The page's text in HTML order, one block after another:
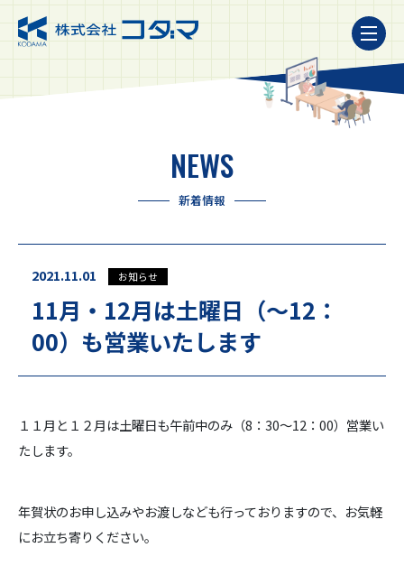
NEWS
新着情報
2021.11.01 お知らせ
11月・12月は土曜日（～12：
00）も営業いたします
１１月と１２月は土曜日も午前中のみ（8：30～12：00）営業い
たします。
年賀状のお申し込みやお渡しなども行っておりますので、お気軽
にお立ち寄りください。